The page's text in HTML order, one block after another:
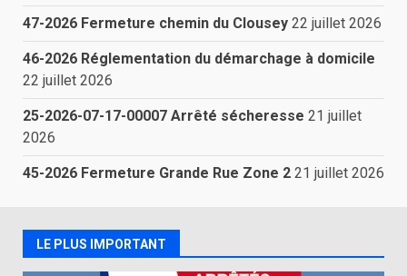
47-2026 Fermeture chemin du Clousey 22 juillet 2026
46-2026 Réglementation du démarchage à domicile
22 juillet 2026
25-2026-07-17-00007 Arrêté sécheresse 21 juillet
2026
45-2026 Fermeture Grande Rue Zone 2 21 juillet 2026
LE PLUS IMPORTANT